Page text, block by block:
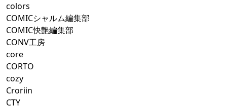
colors
COMICシャルム編集部
COMIC快艶編集部
CONV工房
core
CORTO
cozy
Croriin
CTY